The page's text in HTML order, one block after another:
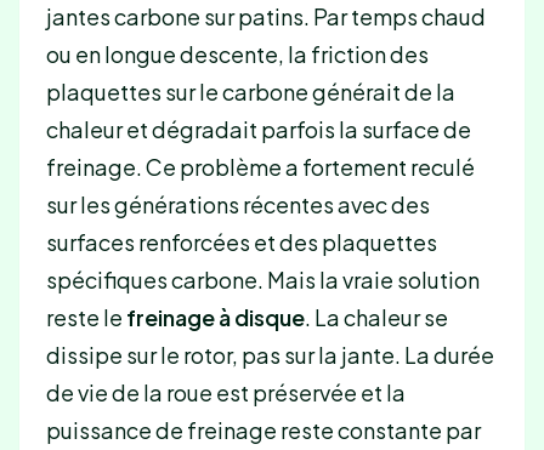
jantes carbone sur patins. Par temps chaud
ou en longue descente, la friction des
plaquettes sur le carbone générait de la
chaleur et dégradait parfois la surface de
freinage. Ce problème a fortement reculé
sur les générations récentes avec des
surfaces renforcées et des plaquettes
spécifiques carbone. Mais la vraie solution
reste le freinage à disque. La chaleur se
dissipe sur le rotor, pas sur la jante. La durée
de vie de la roue est préservée et la
puissance de freinage reste constante par